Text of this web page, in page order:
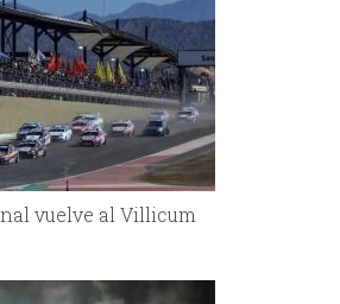
vuelve al Villicum